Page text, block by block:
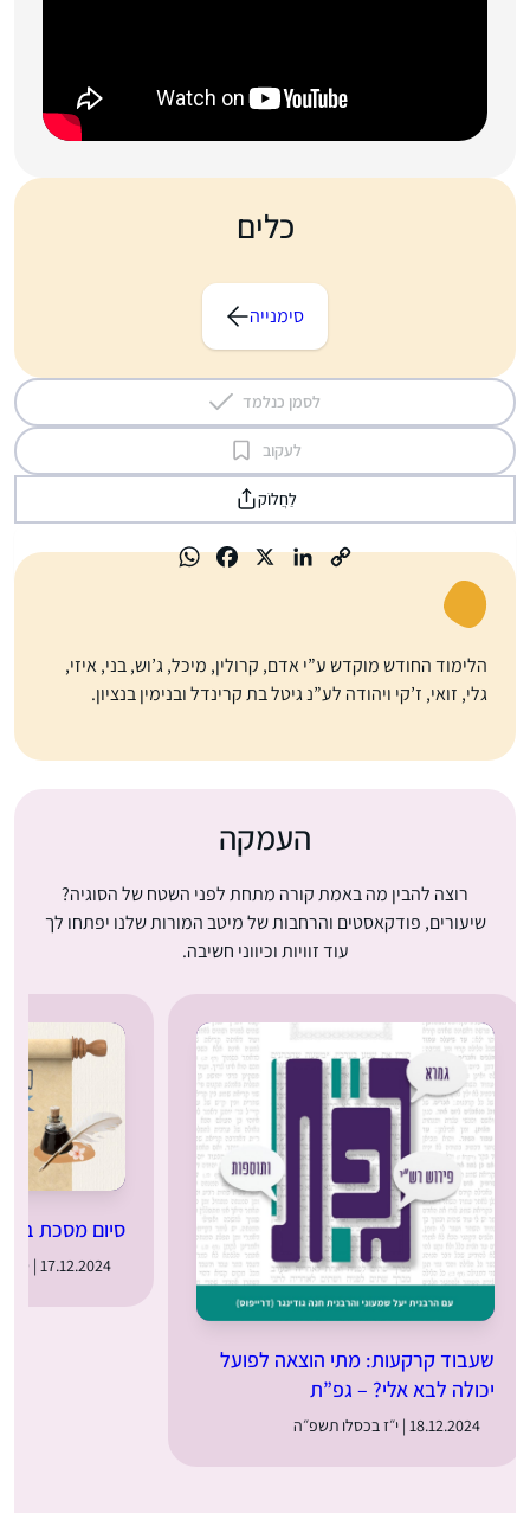
כלים
סימנייה
לסמן כנלמד
לעקוב
לַחֲלוֹק
הלימוד החודש מוקדש ע”י אדם, קרולין, מיכל, ג’וש, בני, איזי,
גלי, זואי, ז’קי ויהודה לע”נ גיטל בת קרינדל ובנימין בנציון.
העמקה
רוצה להבין מה באמת קורה מתחת לפני השטח של הסוגיה?
שיעורים, פודקאסטים והרחבות של מיטב המורות שלנו יפתחו לך
עוד זוויות וכיווני חשיבה.
שעבוד קרקעות: מתי הוצאה לפועל
יכולה לבא אלי? – גפ”ת
18.12.2024 | י״ז בכסלו תשפ״ה
סיום מסכת
17.12.2024 | ט״ז בכסלו תשפ״ה